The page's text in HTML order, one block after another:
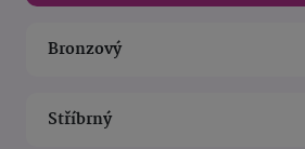
Bronzový
Stříbrný